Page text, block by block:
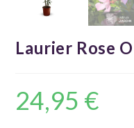
Laurier Rose
24,95 €